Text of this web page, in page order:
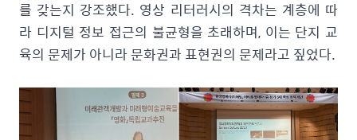
를 갖는지 강조했다. 영상 리터러시의 격차는 계층에 따
라 디지털 정보 접근의 불균형을 초래하며, 이는 단지 교
육의 문제가 아니라 문화권과 표현권의 문제라고 짚었다.